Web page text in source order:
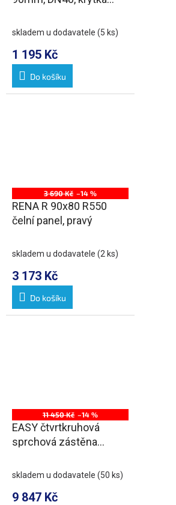
skladem u dodavatele (5 ks)
1 195 Kč
Do košíku
3 690 Kč –14 %
RENA R 90x80 R550
čelní panel, pravý
skladem u dodavatele (2 ks)
3 173 Kč
Do košíku
11 450 Kč –14 %
EASY čtvrtkruhová
sprchová zástěna
sklo
skladem u dodavatele (50 ks)
9 847 Kč